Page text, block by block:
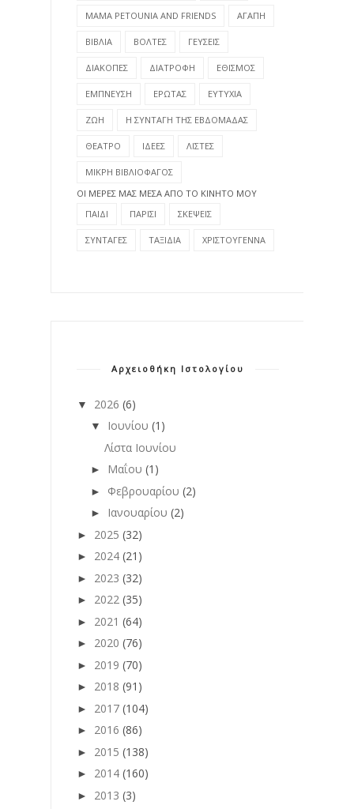
MAMA PETOUNIA AND FRIENDS ΑΓΑΠΗ
ΒΙΒΛΙΑ ΒΟΛΤΕΣ ΓΕΥΣΕΙΣ
ΔΙΑΚΟΠΕΣ ΔΙΑΤΡΟΦΗ ΕΘΙΣΜΟΣ
ΕΜΠΝΕΥΣΗ ΕΡΩΤΑΣ ΕΥΤΥΧΙΑ
ΖΩΗ Η ΣΥΝΤΑΓΗ ΤΗΣ ΕΒΔΟΜΑΔΑΣ
ΘΕΑΤΡΟ ΙΔΕΕΣ ΛΙΣΤΕΣ
ΜΙΚΡΗ ΒΙΒΛΙΟΦΑΓΟΣ
ΟΙ ΜΕΡΕΣ ΜΑΣ ΜΕΣΑ ΑΠΟ ΤΟ ΚΙΝΗΤΟ ΜΟΥ
ΠΑΙΔΙ
ΠΑΡΙΣΙ ΣΚΕΨΕΙΣ
ΣΥΝΤΑΓΕΣ ΤΑΞΙΔΙΑ ΧΡΙΣΤΟΥΓΕΝΝΑ
Αρχειοθήκη Ιστολογίου
▼ 2026 (6)
▼ Ιουνίου (1)
Λίστα Ιουνίου
► Μαΐου (1)
► Φεβρουαρίου (2)
► Ιανουαρίου (2)
► 2025 (32)
► 2024 (21)
► 2023 (32)
► 2022 (35)
► 2021 (64)
► 2020 (76)
► 2019 (70)
► 2018 (91)
► 2017 (104)
► 2016 (86)
► 2015 (138)
► 2014 (160)
► 2013 (3)